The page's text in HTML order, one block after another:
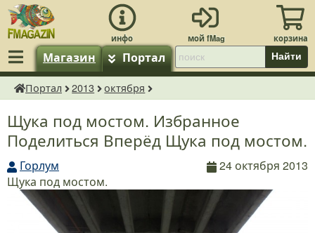
Магазин Портал Найти
fMagazin.ru
Портал 2013 октября
Щука под мостом. Избранное
Поделиться Вперёд Щука под мостом.
Горлум
24 октября 2013
Щука под мостом.